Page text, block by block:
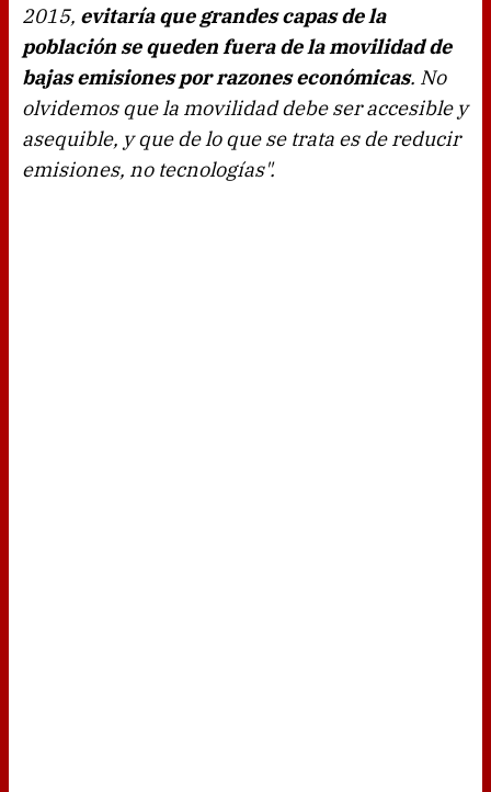
2015, evitaría que grandes capas de la
población se queden fuera de la movilidad de
bajas emisiones por razones económicas. No
olvidemos que la movilidad debe ser accesible y
asequible, y que de lo que se trata es de reducir
emisiones, no tecnologías".